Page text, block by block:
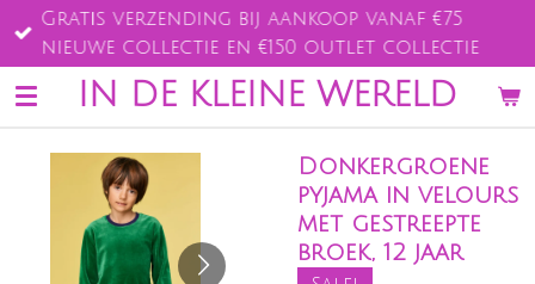
Ga
direct
naar
de
IN DE KLEINE WERELD
Gratis verzending bij aankoop vanaf €75
nieuwe collectie en €150 outlet collectie
Donkergroene
pyjama in velours
met gestreepte
broek, 12 jaar